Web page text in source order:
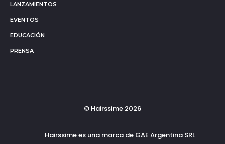
LANZAMIENTOS
EVENTOS
EDUCACIÓN
PRENSA
© Hairssime 2026
Hairssime es una marca de GAE Argentina SRL